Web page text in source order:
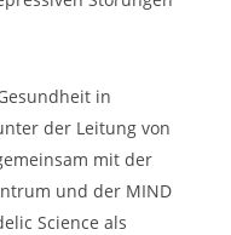
in
der Leitung von
mit der
und der MIND
Science als